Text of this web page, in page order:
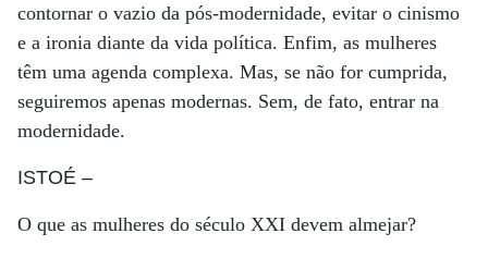
contornar o vazio da pós-modernidade, evitar o cinismo
e a ironia diante da vida política. Enfim, as mulheres
têm uma agenda complexa. Mas, se não for cumprida,
seguiremos apenas modernas. Sem, de fato, entrar na
modernidade.
ISTOÉ –
O que as mulheres do século XXI devem almejar?